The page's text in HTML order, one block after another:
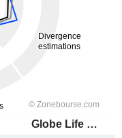
Globe Life Inc.